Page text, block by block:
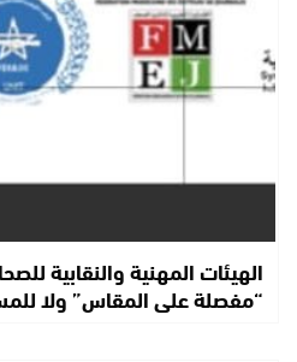
الهيئات المهنية والنقابية
“مفصلة على المقاس” ولا